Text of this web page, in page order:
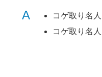
A
コゲ取り名
コゲ取り名